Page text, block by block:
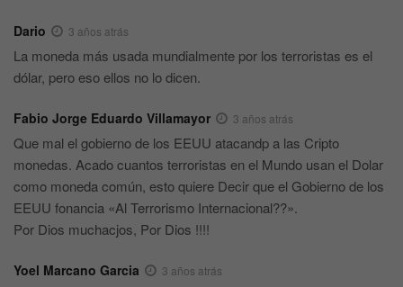
Dario 3 años atrás
La moneda más usada mundialmente por los terroristas es el
dólar, pero eso ellos no lo dicen.
Fabio Jorge Eduardo Villamayor 3 años atrás
Que mal el gobierno de los EEUU atacandp a las Cripto
monedas. Acado cuantos terroristas en el Mundo usan el Dolar
como moneda común, esto quiere Decir que el Gobierno de los
EEUU fonancia «Al Terrorismo Internacional??».
Por Dios muchacjos, Por Dios !!!!
Yoel Marcano Garcia 3 años atrás